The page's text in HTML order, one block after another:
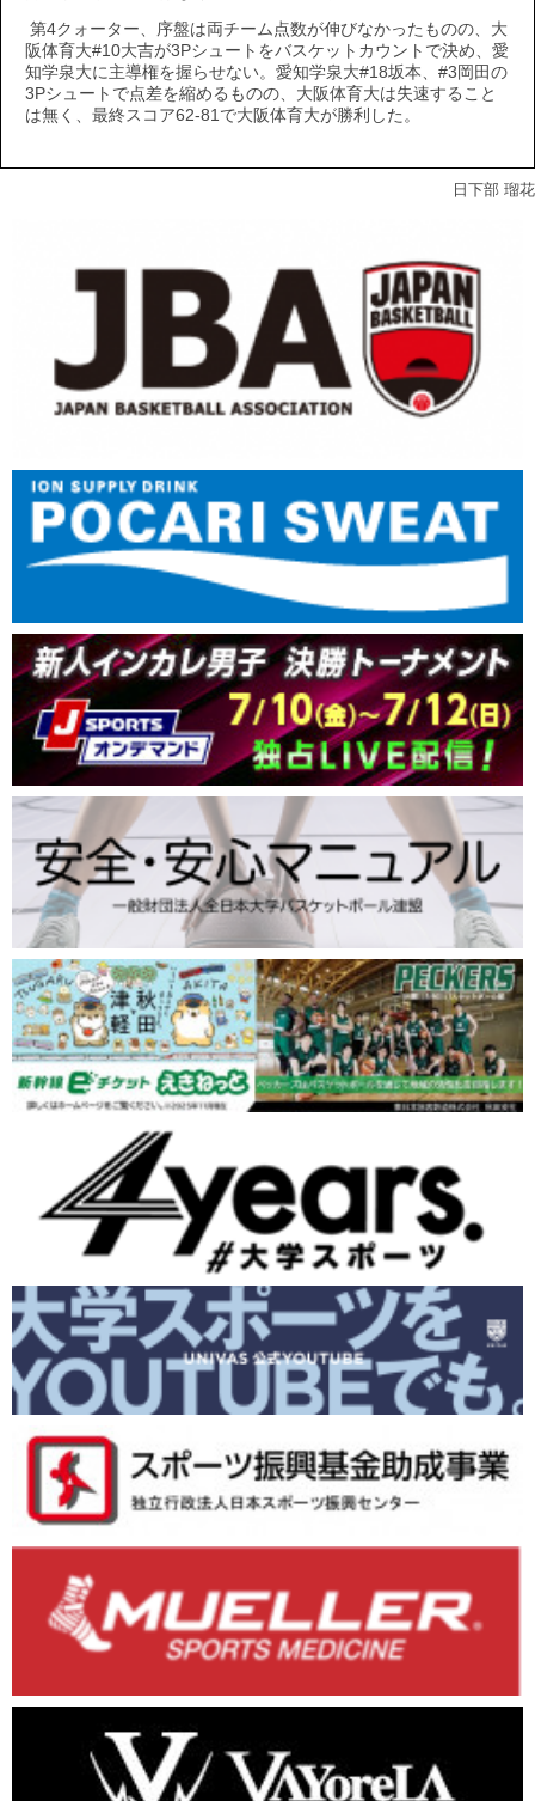
第4クォーター、序盤は両チーム点数が伸びなかったものの、大
阪体育大#10大吉が3Pシュートをバスケットカウントで決め、愛
知学泉大に主導権を握らせない。愛知学泉大#18坂本、#3岡田の
3Pシュートで点差を縮めるものの、大阪体育大は失速すること
は無く、最終スコア62-81で大阪体育大が勝利した。
日下部 瑠花